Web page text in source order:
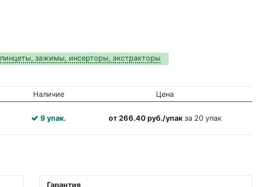
пинцеты, зажимы, инсерторы, экстракторы
Наличие Цена
9 упак. от 266.40 руб./упакза 20 упак
Гарантия